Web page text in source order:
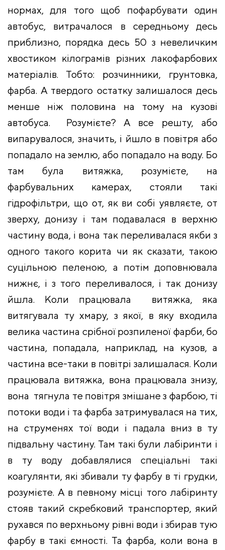
нормах, для того щоб пофарбувати один
автобус, витрачалося в середньому десь
приблизно, порядка десь 50 з невеличким
хвостиком кілограмів різних лакофарбових
матеріалів. Тобто: розчинники, грунтовка,
фарба. А твердого остатку залишалося десь
менше ніж половина на тому на кузові
автобуса. Розумієте? А все решту, або
випарувалося, значить, і йшло в повітря або
попадало на землю, або попадало на воду. Бо
там була витяжка, розумієте, на
фарбувальних камерах, стояли такі
гідрофільтри, що от, як ви собі уявляєте, от
зверху, донизу і там подавалася в верхню
частину вода, і вона так переливалася якби з
одного такого корита чи як сказати, такою
суцільною пеленою, а потім доповнювала
нижнє, і з того переливалося, і так донизу
йшла. Коли працювала витяжка, яка
витягувала ту хмару, з якої, в яку входила
велика частина срібної розпиленої фарби, бо
частина, попадала, наприклад, на кузов, а
частина все-таки в повітрі залишалася. Коли
працювала витяжка, вона працювала знизу,
вона тягнула те повітря змішане з фарбою, ті
потоки води і та фарба затримувалася на тих,
на струменях тої води і падала вниз в ту
підвальну частину. Там такі були лабіринти і
в ту воду добавлялися спеціальні такі
коагулянти, які збивали ту фарбу в ті грудки,
розумієте. А в певному місці того лабіринту
стояв такий скребковий транспортер, який
рухався по верхньому рівні води і збирав тую
фарбу в такі ємності. Та фарба, коли вона в